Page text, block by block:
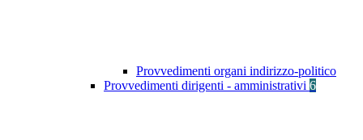
Provvedimenti organi indirizzo-politico
Provvedimenti dirigenti - amministrativi 6